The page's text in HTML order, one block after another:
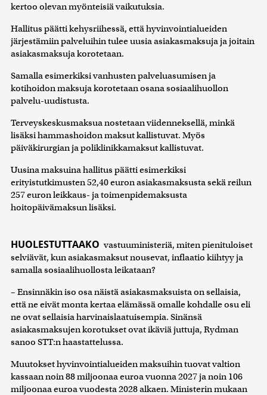
kertoo olevan myönteisiä vaikutuksia.
Hallitus päätti kehysriihessä, että hyvinvointialueiden
järjestämiin palveluihin tulee uusia asiakasmaksuja ja joitain
asiakasmaksuja korotetaan.
Samalla esimerkiksi vanhusten palveluasumisen ja
kotihoidon maksuja korotetaan osana sosiaalihuollon
palvelu-uudistusta.
Terveyskeskusmaksua nostetaan viidenneksellä, minkä
lisäksi hammashoidon maksut kallistuvat. Myös
päiväkirurgian ja poliklinikkamaksut kallistuvat.
Uusina maksuina hallitus päätti esimerkiksi
erityistutkimusten 52,40 euron asiakasmaksusta sekä reilun
257 euron leikkaus- ja toimenpidemaksusta
hoitopäivämaksun lisäksi.
HUOLESTUTTAAKO vastuuministeriä, miten pienituloiset
selviävät, kun asiakasmaksut nousevat, inflaatio kiihtyy ja
samalla sosiaalihuollosta leikataan?
– Ensinnäkin iso osa näistä asiakasmaksuista on sellaisia,
että ne eivät monta kertaa elämässä omalle kohdalle osu eli
ne ovat sellaisia harvinaislaatuisempia. Sinänsä
asiakasmaksujen korotukset ovat ikäviä juttuja, Rydman
sanoo STT:n haastattelussa.
Muutokset hyvinvointialueiden maksuihin tuovat valtion
kassaan noin 88 miljoonaa euroa vuonna 2027 ja noin 106
miljoonaa euroa vuodesta 2028 alkaen. Ministerin mukaan